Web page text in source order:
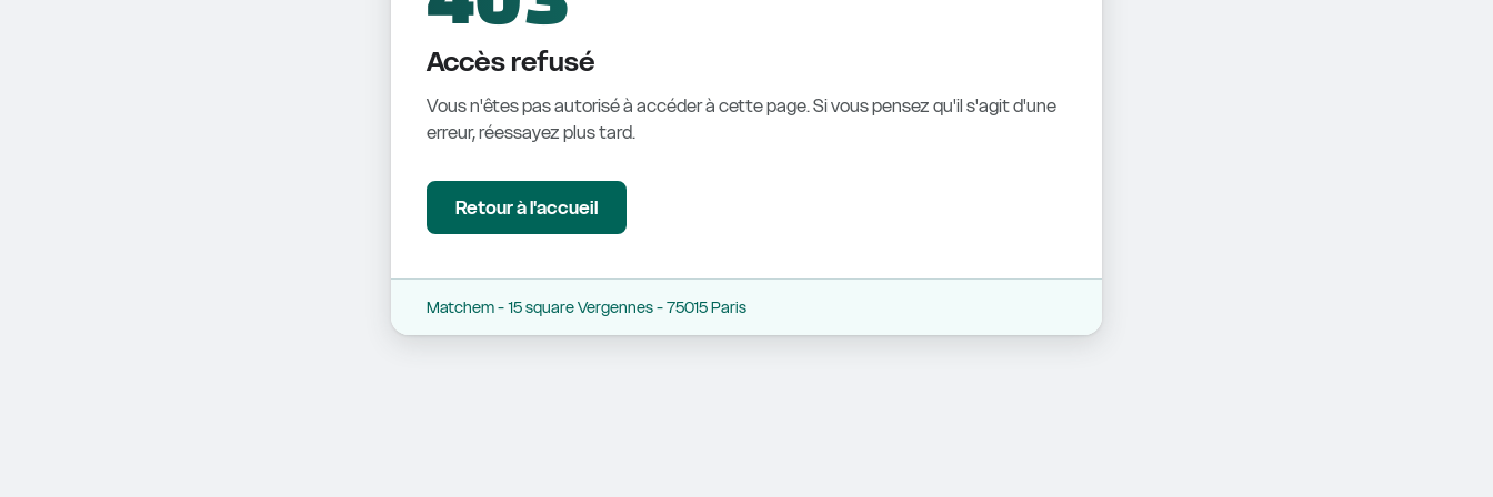
Accès refusé
Vous n'êtes pas autorisé à accéder à cette page. Si vous pensez qu'il s'agit d'une
erreur, réessayez plus tard.
Retour à l'accueil
Matchem - 15 square Vergennes - 75015 Paris